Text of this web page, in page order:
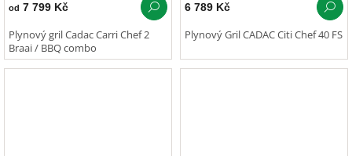
od 7 799 Kč
Plynový gril Cadac Carri Chef 2
Braai / BBQ combo
6 789 Kč
Plynový Gril CADAC Citi Chef 40 FS